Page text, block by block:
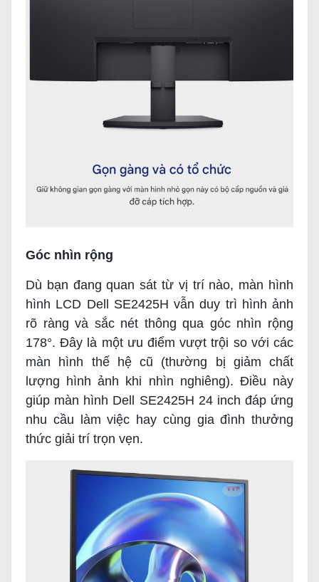
Góc nhìn rộng
Dù bạn đang quan sát từ vị trí nào, màn hình
hình LCD Dell SE2425H vẫn duy trì hình ảnh
rõ ràng và sắc nét thông qua góc nhìn rộng
178°. Đây là một ưu điểm vượt trội so với các
màn hình thế hệ cũ (thường bị giảm chất
lượng hình ảnh khi nhìn nghiêng). Điều này
giúp màn hình Dell SE2425H 24 inch đáp ứng
nhu cầu làm việc hay cùng gia đình thưởng
thức giải trí trọn vẹn.